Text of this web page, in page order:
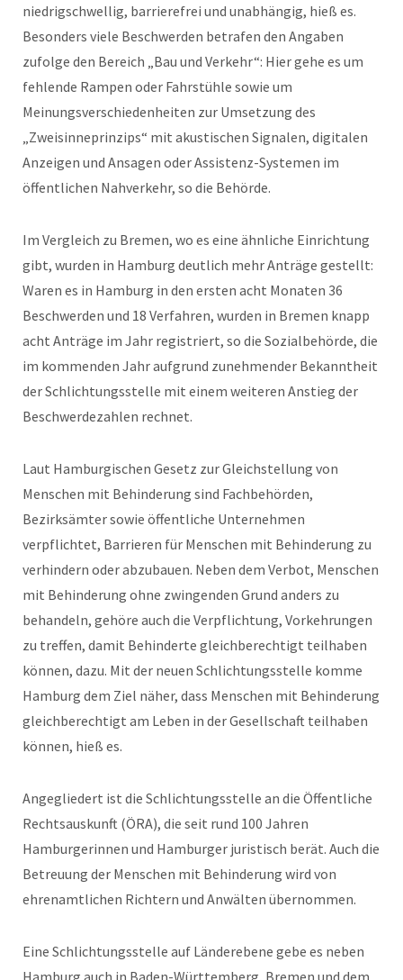
niedrigschwellig, barrierefrei und unabhängig, hieß es.
Besonders viele Beschwerden betrafen den Angaben
zufolge den Bereich „Bau und Verkehr“: Hier gehe es um
fehlende Rampen oder Fahrstühle sowie um
Meinungsverschiedenheiten zur Umsetzung des
„Zweisinneprinzips“ mit akustischen Signalen, digitalen
Anzeigen und Ansagen oder Assistenz-Systemen im
öffentlichen Nahverkehr, so die Behörde.
Im Vergleich zu Bremen, wo es eine ähnliche Einrichtung
gibt, wurden in Hamburg deutlich mehr Anträge gestellt:
Waren es in Hamburg in den ersten acht Monaten 36
Beschwerden und 18 Verfahren, wurden in Bremen knapp
acht Anträge im Jahr registriert, so die Sozialbehörde, die
im kommenden Jahr aufgrund zunehmender Bekanntheit
der Schlichtungsstelle mit einem weiteren Anstieg der
Beschwerdezahlen rechnet.
Laut Hamburgischen Gesetz zur Gleichstellung von
Menschen mit Behinderung sind Fachbehörden,
Bezirksämter sowie öffentliche Unternehmen
verpflichtet, Barrieren für Menschen mit Behinderung zu
verhindern oder abzubauen. Neben dem Verbot, Menschen
mit Behinderung ohne zwingenden Grund anders zu
behandeln, gehöre auch die Verpflichtung, Vorkehrungen
zu treffen, damit Behinderte gleichberechtigt teilhaben
können, dazu. Mit der neuen Schlichtungsstelle komme
Hamburg dem Ziel näher, dass Menschen mit Behinderung
gleichberechtigt am Leben in der Gesellschaft teilhaben
können, hieß es.
Angegliedert ist die Schlichtungsstelle an die Öffentliche
Rechtsauskunft (ÖRA), die seit rund 100 Jahren
Hamburgerinnen und Hamburger juristisch berät. Auch die
Betreuung der Menschen mit Behinderung wird von
ehrenamtlichen Richtern und Anwälten übernommen.
Eine Schlichtungsstelle auf Länderebene gebe es neben
Hamburg auch in Baden-Württemberg, Bremen und dem